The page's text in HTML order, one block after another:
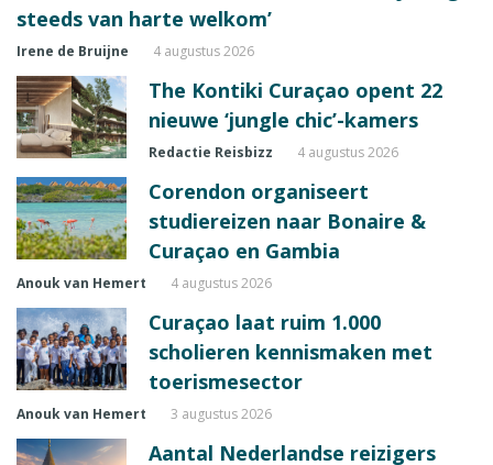
steeds van harte welkom’
Irene de Bruijne 4 augustus 2026
The Kontiki Curaçao opent 22
nieuwe ‘jungle chic’-kamers
Redactie Reisbizz 4 augustus 2026
Corendon organiseert
studiereizen naar Bonaire &
Curaçao en Gambia
Anouk van Hemert 4 augustus 2026
Curaçao laat ruim 1.000
scholieren kennismaken met
toerismesector
Anouk van Hemert 3 augustus 2026
Aantal Nederlandse reizigers